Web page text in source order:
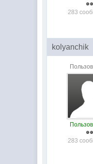
283
kolyanchik
283